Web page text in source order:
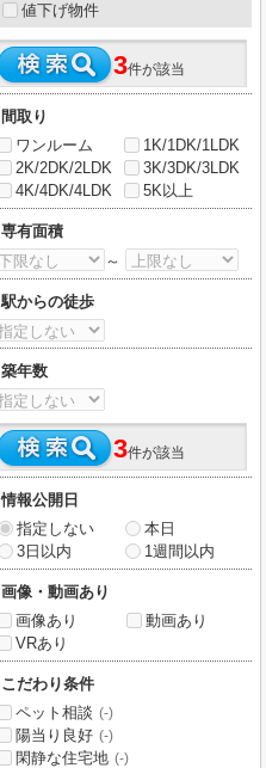
値下げ物件
3件が該当
間取り
ワンルーム
1K/1DK/1LDK
2K/2DK/2LDK
3K/3DK/3LDK
4K/4DK/4LDK
5K以上
専有面積
～
駅からの徒歩
築年数
3件が該当
情報公開日
指定しない
本日
3日以内
1週間以内
画像・動画あり
画像あり
動画あり
VRあり
こだわり条件
ペット相談 (-)
陽当り良好 (-)
閑静な住宅地 (-)